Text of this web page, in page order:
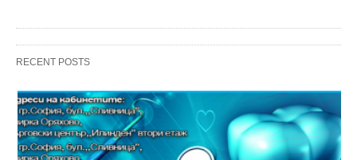
RECENT POSTS